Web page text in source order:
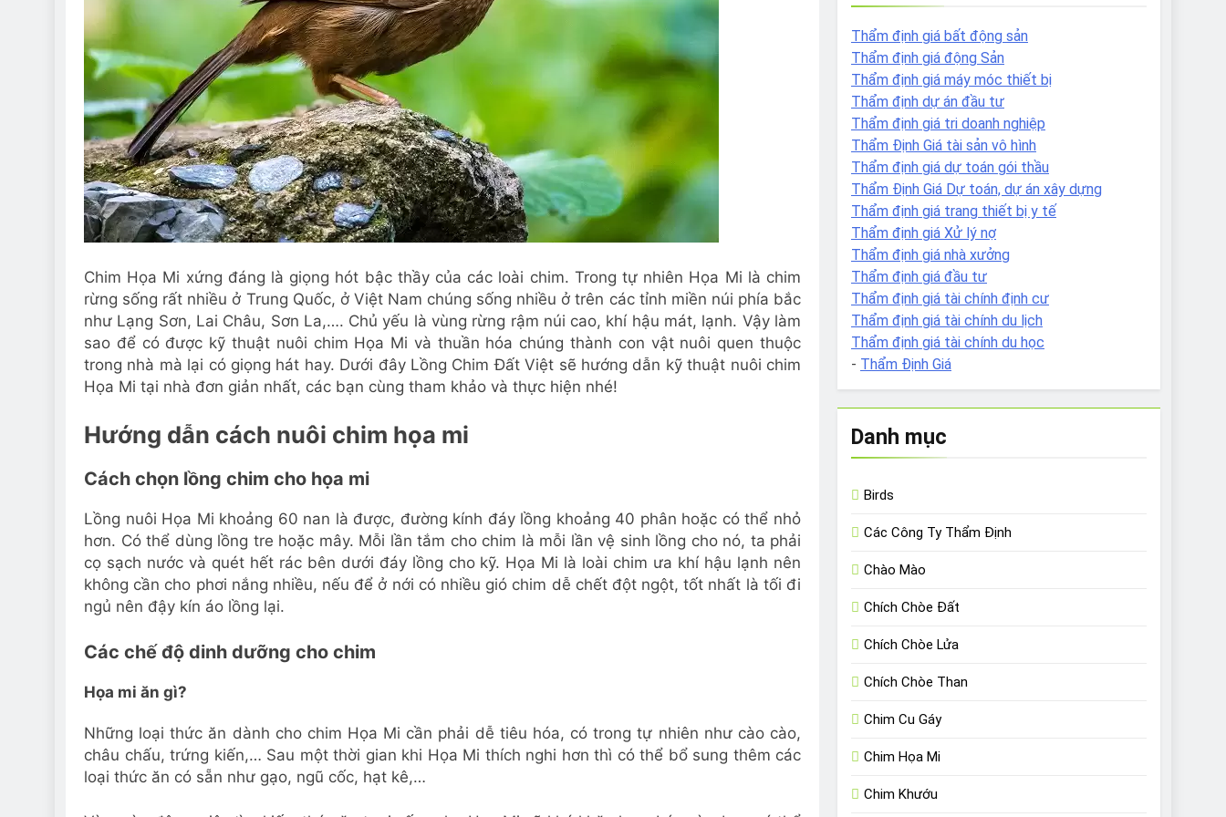
Chim Họa Mi xứng đáng là giọng hót bậc thầy của các loài chim. Trong tự nhiên Họa Mi là chim
rừng sống rất nhiều ở Trung Quốc, ở Việt Nam chúng sống nhiều ở trên các tỉnh miền núi phía bắc
như Lạng Sơn, Lai Châu, Sơn La,…. Chủ yếu là vùng rừng rậm núi cao, khí hậu mát, lạnh. Vậy làm
sao để có được kỹ thuật nuôi chim Họa Mi và thuần hóa chúng thành con vật nuôi quen thuộc
trong nhà mà lại có giọng hát hay. Dưới đây Lồng Chim Đất Việt sẽ hướng dẫn kỹ thuật nuôi chim
Họa Mi tại nhà đơn giản nhất, các bạn cùng tham khảo và thực hiện nhé!
Hướng dẫn cách nuôi chim họa mi
Cách chọn lồng chim cho họa mi
Lồng nuôi Họa Mi khoảng 60 nan là được, đường kính đáy lồng khoảng 40 phân hoặc có thể nhỏ
hơn. Có thể dùng lồng tre hoặc mây. Mỗi lần tắm cho chim là mỗi lần vệ sinh lồng cho nó, ta phải
cọ sạch nước và quét hết rác bên dưới đáy lồng cho kỹ. Họa Mi là loài chim ưa khí hậu lạnh nên
không cần cho phơi nắng nhiều, nếu để ở nới có nhiều gió chim dễ chết đột ngột, tốt nhất là tối đi
ngủ nên đậy kín áo lồng lại.
Các chế độ dinh dưỡng cho chim
Họa mi ăn gì?
Những loại thức ăn dành cho chim Họa Mi cần phải dễ tiêu hóa, có trong tự nhiên như cào cào,
châu chấu, trứng kiến,… Sau một thời gian khi Họa Mi thích nghi hơn thì có thể bổ sung thêm các
loại thức ăn có sẵn như gạo, ngũ cốc, hạt kê,…
Thẩm định giá bất động sản
Thẩm định giá động Sản
Thẩm định giá máy móc thiết bị
Thẩm định dự án đầu tư
Thẩm định giá tri doanh nghiệp
Thẩm Định Giá tài sản vô hình
Thẩm định giá dự toán gói thầu
Thẩm Định Giá Dự toán, dự án xây dựng
Thẩm định giá trang thiết bị y tế
Thẩm định giá Xử lý nợ
Thẩm định giá nhà xưởng
Thẩm định giá đầu tư
Thẩm định giá tài chính định cư
Thẩm định giá tài chính du lịch
Thẩm định giá tài chính du học
- Thẩm Định Giá
Danh mục
Birds
Các Công Ty Thẩm Định
Chào Mào
Chích Chòe Đất
Chích Chòe Lửa
Chích Chòe Than
Chim Cu Gáy
Chim Họa Mi
Chim Khướu